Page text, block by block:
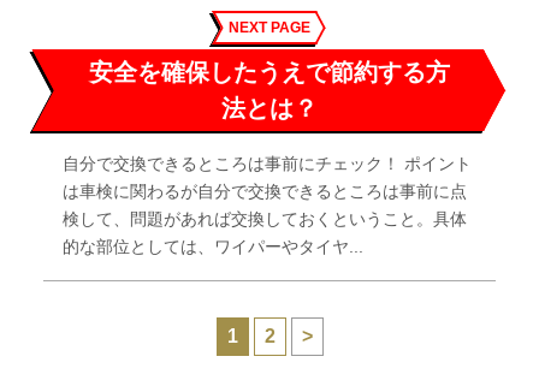
NEXT PAGE
安全を確保したうえで節約する方
法とは？
自分で交換できるところは事前にチェック！ ポイント
は車検に関わるが自分で交換できるところは事前に点
検して、問題があれば交換しておくということ。具体
的な部位としては、ワイパーやタイヤ...
1 2 >